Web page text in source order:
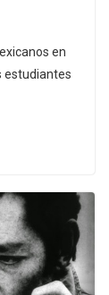
en
estudiantes